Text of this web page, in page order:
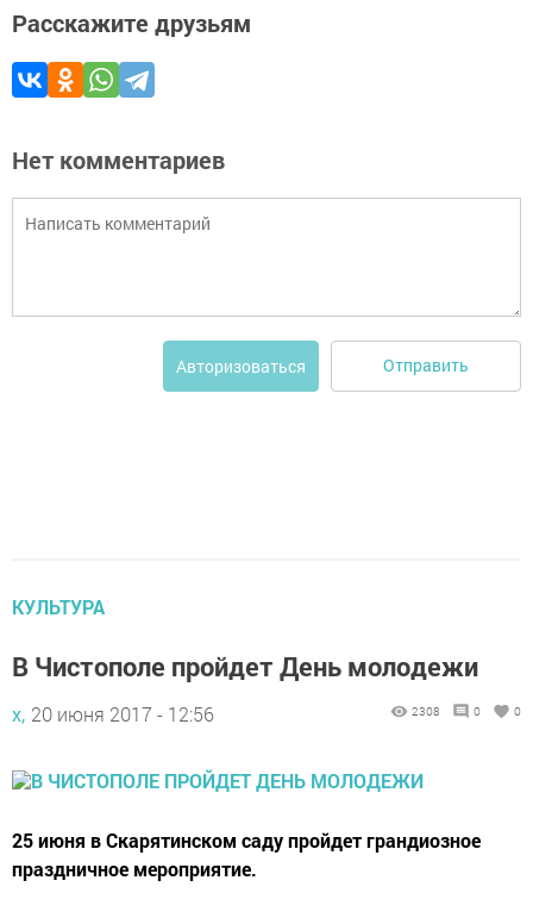
Расскажите друзьям
Нет комментариев
Авторизоваться Отправить
КУЛЬТУРА
В Чистополе пройдет День молодежи
х, 20 июня 2017 - 12:56 2308 0 0
25 июня в Скарятинском саду пройдет грандиозное
праздничное мероприятие.